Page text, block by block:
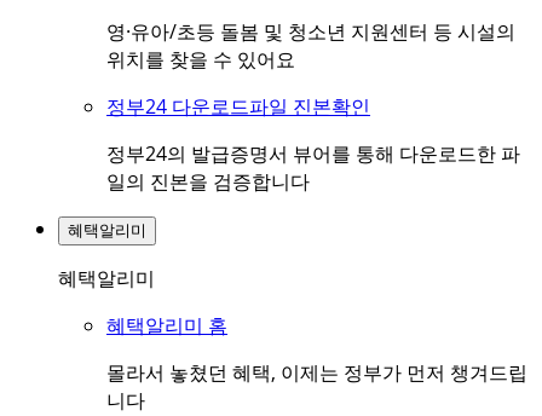
영·유아/초등 돌봄 및 청소년 지원센터 등 시설의
위치를 찾을 수 있어요
정부24 다운로드파일 진본확인
정부24의 발급증명서 뷰어를 통해 다운로드한 파
일의 진본을 검증합니다
혜택알리미
혜택알리미
혜택알리미 홈
몰라서 놓쳤던 혜택, 이제는 정부가 먼저 챙겨드립
니다